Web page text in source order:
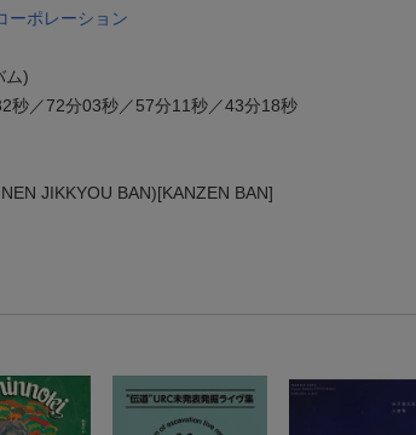
ーポレーション
ム)
秒／72分03秒／57分11秒／43分18秒
JIKKYOU BAN)[KANZEN BAN]